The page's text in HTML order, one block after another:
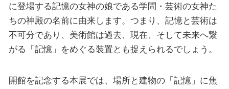
に登場する記憶の女神の娘である学問・芸術の女神た
ちの神殿の名前に由来します。つまり、記憶と芸術は
不可分であり、美術館は過去、現在、そして未来へ繋
がる「記憶」をめぐる装置とも捉えられるでしょう。
開館を記念する本展では、場所と建物の「記憶」に焦